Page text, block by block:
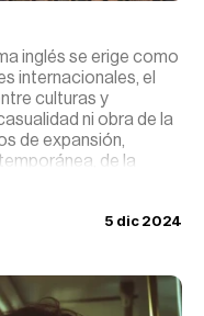
inglés se erige como
internacionales, el
culturas y
ni obra de la
de expansión,
de la
5 dic 2024